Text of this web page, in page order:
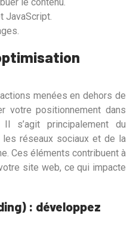
JavaScript.
menées en dehors de
votre positionnement dans
s’agit principalement du
réseaux sociaux et de la
Ces éléments contribuent à
site web, ce qui impacte
: développez